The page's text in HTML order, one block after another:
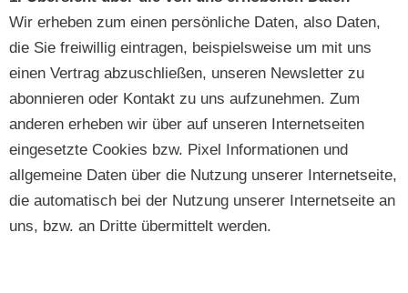
Wir erheben zum einen persönliche Daten, also Daten,
die Sie freiwillig eintragen, beispielsweise um mit uns
einen Vertrag abzuschließen, unseren Newsletter zu
abonnieren oder Kontakt zu uns aufzunehmen. Zum
anderen erheben wir über auf unseren Internetseiten
eingesetzte Cookies bzw. Pixel Informationen und
allgemeine Daten über die Nutzung unserer Internetseite,
die automatisch bei der Nutzung unserer Internetseite an
uns, bzw. an Dritte übermittelt werden.